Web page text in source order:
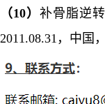
（10） 补骨脂逆
2011.08.31 ，中国，